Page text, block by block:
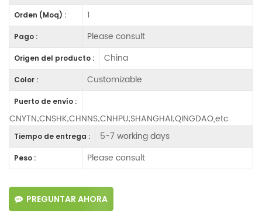
Orden (Moq) : 1
Pago : Please consult
Origen del producto : China
Color : Customizable
Puerto de envío :
CNYTN;CNSHK;CHNNS;CNHPU;SHANGHAI;QINGDAO,etc
Tiempo de entrega : 5-7 working days
Peso : Please consult
PREGUNTAR AHORA